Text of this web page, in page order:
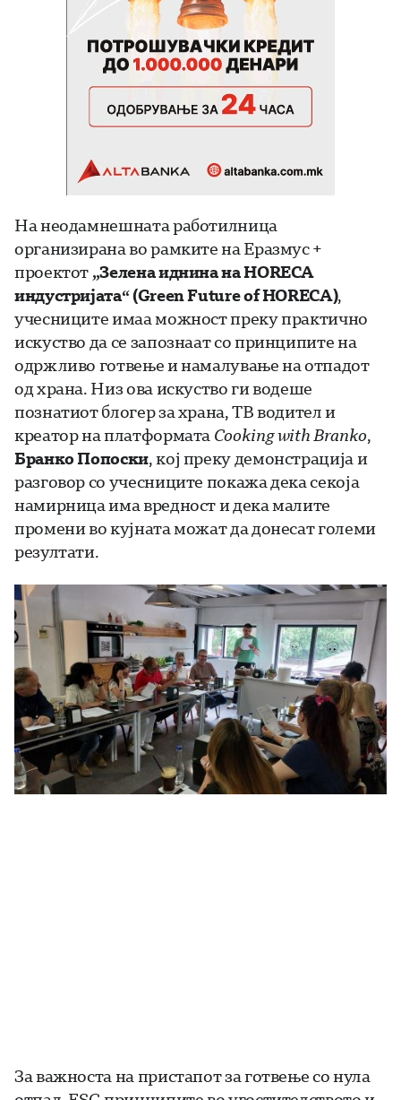
На неодамнешната работилница
организирана во рамките на Еразмус +
проектот „Зелена иднина на HORECA
индустријата“ (Green Future of HORECA),
учесниците имаа можност преку практично
искуство да се запознаат со принципите на
одржливо готвење и намалување на отпадот
од храна. Низ ова искуство ги водеше
познатиот блогер за храна, ТВ водител и
креатор на платформата Cooking with Branko,
Бранко Попоски, кој преку демонстрација и
разговор со учесниците покажа дека секоја
намирница има вредност и дека малите
промени во кујната можат да донесат големи
резултати.
За важноста на пристапот за готвење со нула